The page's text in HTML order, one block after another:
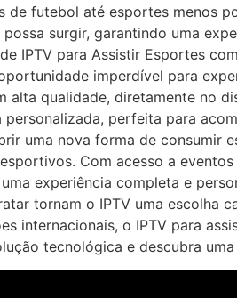
futebol até esportes menos
surgir, garantindo uma
IPTV para Assistir Esportes
imperdível para
qualidade, diretamente no
perfeita para
uma nova forma de consumir
Com acesso a
experiência completa e
tornam o IPTV uma escolha
internacionais, o IPTV para
tecnológica e descubra